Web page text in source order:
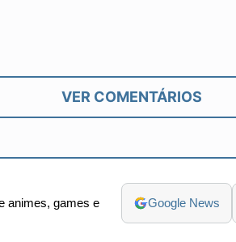
VER COMENTÁRIOS
animes, games e
Google News